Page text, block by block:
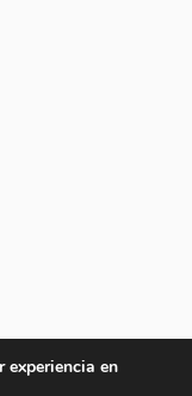
experiencia en